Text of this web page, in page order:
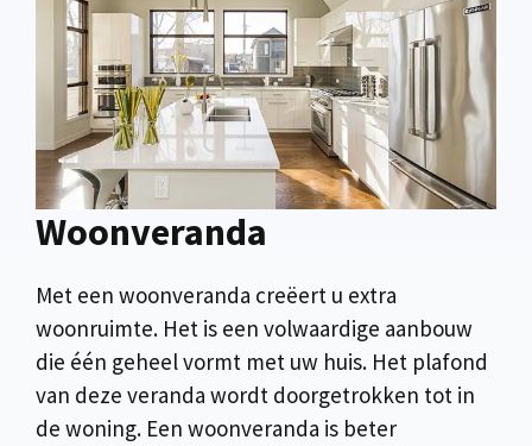
Woonveranda
Met een woonveranda creëert u extra
woonruimte. Het is een volwaardige aanbouw
die één geheel vormt met uw huis. Het plafond
van deze veranda wordt doorgetrokken tot in
de woning. Een woonveranda is beter